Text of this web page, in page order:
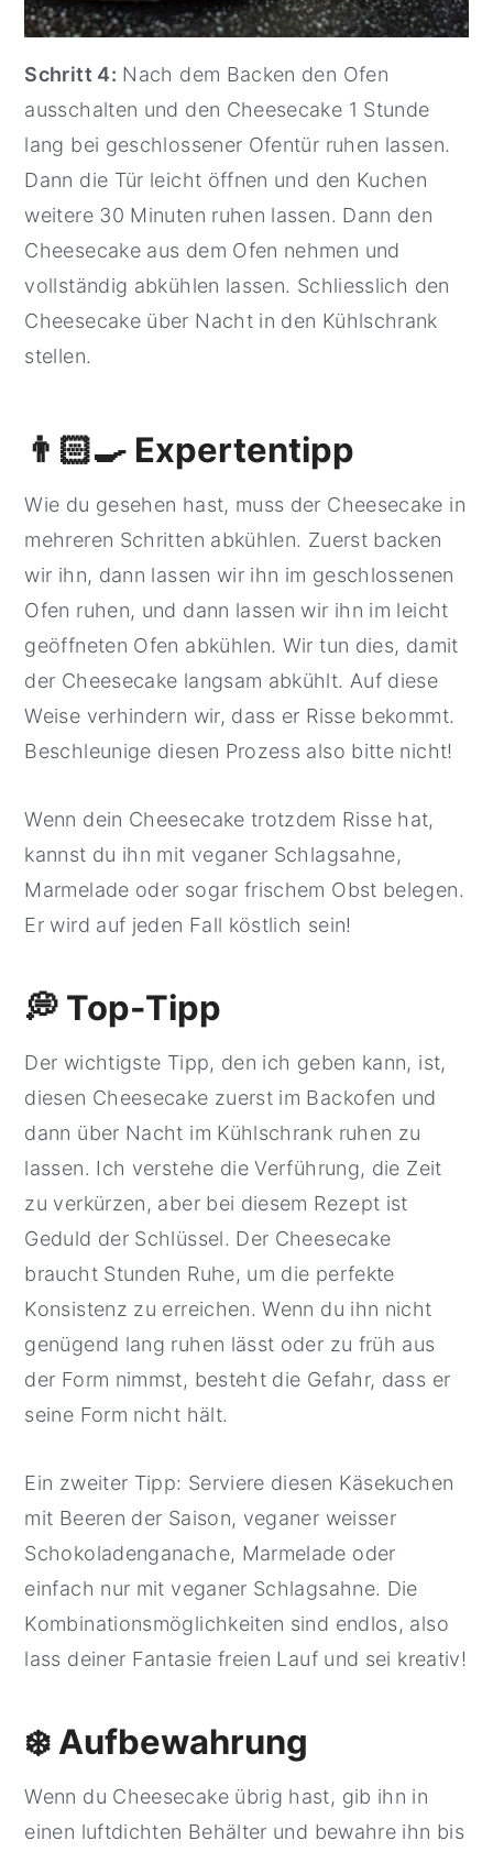
Schritt 4: Nach dem Backen den Ofen
ausschalten und den Cheesecake 1 Stunde
lang bei geschlossener Ofentür ruhen lassen.
Dann die Tür leicht öffnen und den Kuchen
weitere 30 Minuten ruhen lassen. Dann den
Cheesecake aus dem Ofen nehmen und
vollständig abkühlen lassen. Schliesslich den
Cheesecake über Nacht in den Kühlschrank
stellen.
👨🏻‍🍳 Expertentipp
Wie du gesehen hast, muss der Cheesecake in
mehreren Schritten abkühlen. Zuerst backen
wir ihn, dann lassen wir ihn im geschlossenen
Ofen ruhen, und dann lassen wir ihn im leicht
geöffneten Ofen abkühlen. Wir tun dies, damit
der Cheesecake langsam abkühlt. Auf diese
Weise verhindern wir, dass er Risse bekommt.
Beschleunige diesen Prozess also bitte nicht!
Wenn dein Cheesecake trotzdem Risse hat,
kannst du ihn mit veganer Schlagsahne,
Marmelade oder sogar frischem Obst belegen.
Er wird auf jeden Fall köstlich sein!
💭 Top-Tipp
Der wichtigste Tipp, den ich geben kann, ist,
diesen Cheesecake zuerst im Backofen und
dann über Nacht im Kühlschrank ruhen zu
lassen. Ich verstehe die Verführung, die Zeit
zu verkürzen, aber bei diesem Rezept ist
Geduld der Schlüssel. Der Cheesecake
braucht Stunden Ruhe, um die perfekte
Konsistenz zu erreichen. Wenn du ihn nicht
genügend lang ruhen lässt oder zu früh aus
der Form nimmst, besteht die Gefahr, dass er
seine Form nicht hält.
Ein zweiter Tipp: Serviere diesen Käsekuchen
mit Beeren der Saison, veganer weisser
Schokoladenganache, Marmelade oder
einfach nur mit veganer Schlagsahne. Die
Kombinationsmöglichkeiten sind endlos, also
lass deiner Fantasie freien Lauf und sei kreativ!
❄️ Aufbewahrung
Wenn du Cheesecake übrig hast, gib ihn in
einen luftdichten Behälter und bewahre ihn bis